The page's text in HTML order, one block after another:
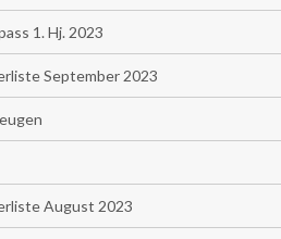
1. Hj. 2023
September 2023
August 2023